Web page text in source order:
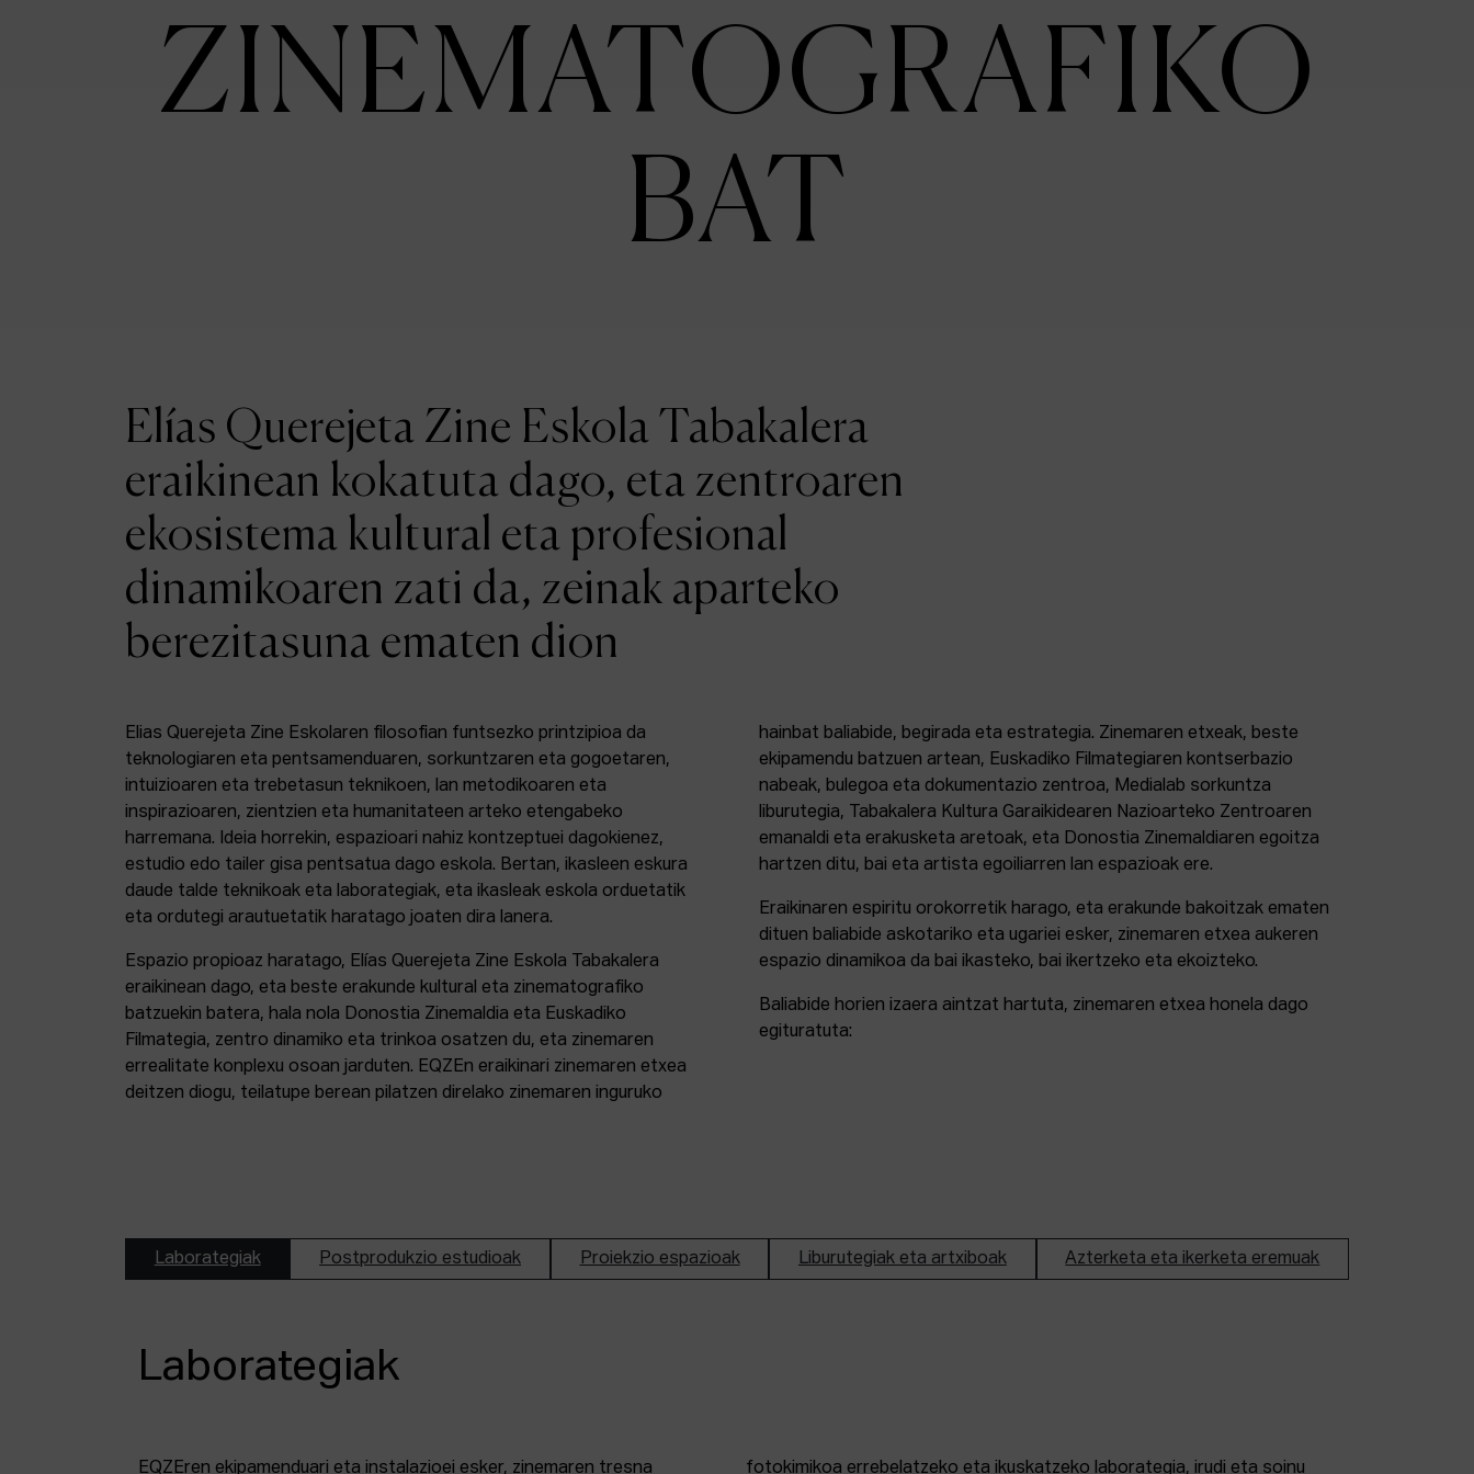
ZINEMATOGRAFIKO
BAT
Elías Querejeta Zine Eskola Tabakalera
eraikinean kokatuta dago, eta zentroaren
ekosistema kultural eta profesional
dinamikoaren zati da, zeinak aparteko
berezitasuna ematen dion
Elias Querejeta Zine Eskolaren filosofian funtsezko printzipioa da
teknologiaren eta pentsamenduaren, sorkuntzaren eta gogoetaren,
intuizioaren eta trebetasun teknikoen, lan metodikoaren eta
inspirazioaren, zientzien eta humanitateen arteko etengabeko
harremana. Ideia horrekin, espazioari nahiz kontzeptuei dagokienez,
estudio edo tailer gisa pentsatua dago eskola. Bertan, ikasleen eskura
daude talde teknikoak eta laborategiak, eta ikasleak eskola orduetatik
eta ordutegi arautuetatik haratago joaten dira lanera.
Espazio propioaz haratago, Elías Querejeta Zine Eskola Tabakalera
eraikinean dago, eta beste erakunde kultural eta zinematografiko
batzuekin batera, hala nola Donostia Zinemaldia eta Euskadiko
Filmategia, zentro dinamiko eta trinkoa osatzen du, eta zinemaren
errealitate konplexu osoan jarduten. EQZEn eraikinari zinemaren etxea
deitzen diogu, teilatupe berean pilatzen direlako zinemaren inguruko
hainbat baliabide, begirada eta estrategia. Zinemaren etxeak, beste
ekipamendu batzuen artean, Euskadiko Filmategiaren kontserbazio
nabeak, bulegoa eta dokumentazio zentroa, Medialab sorkuntza
liburutegia, Tabakalera Kultura Garaikidearen Nazioarteko Zentroaren
emanaldi eta erakusketa aretoak, eta Donostia Zinemaldiaren egoitza
hartzen ditu, bai eta artista egoiliarren lan espazioak ere.
Eraikinaren espiritu orokorretik harago, eta erakunde bakoitzak ematen
dituen baliabide askotariko eta ugariei esker, zinemaren etxea aukeren
espazio dinamikoa da bai ikasteko, bai ikertzeko eta ekoizteko.
Baliabide horien izaera aintzat hartuta, zinemaren etxea honela dago
egituratuta:
Laborategiak Postprodukzio estudioak Proiekzio espazioak Liburutegiak eta artxiboak Azterketa eta ikerketa eremuak
Laborategiak
EQZEren ekipamenduari eta instalazioei esker, zinemaren tresna
fotokimikoa errebelatzeko eta ikuskatzeko laborategia, irudi eta soinu